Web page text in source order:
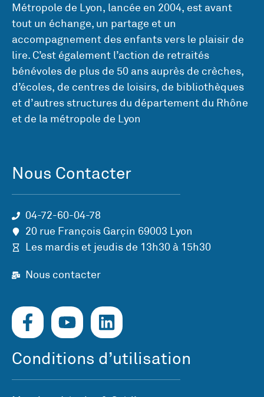
Métropole de Lyon, lancée en 2004, est avant
tout un échange, un partage et un
accompagnement des enfants vers le plaisir de
lire. C’est également l’action de retraités
bénévoles de plus de 50 ans auprès de crèches,
d’écoles, de centres de loisirs, de bibliothèques
et d’autres structures du département du Rhône
et de la métropole de Lyon
Nous Contacter
04-72-60-04-78
20 rue François Garçin 69003 Lyon
Les mardis et jeudis de 13h30 à 15h30
Nous contacter
Conditions d’utilisation